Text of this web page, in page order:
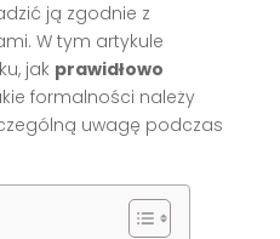
ją zgodnie z
W tym artykule
jak prawidłowo
formalności należy
uwagę podczas